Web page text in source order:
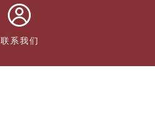

联系我们